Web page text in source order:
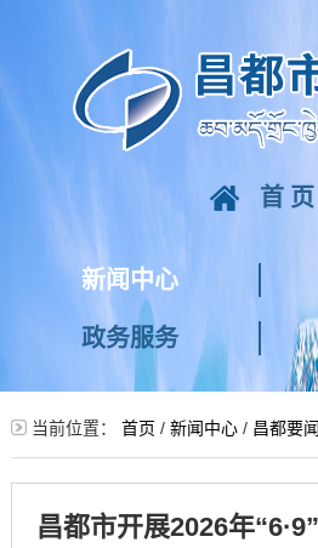
首页
新闻中心
政务服务
当前位置： 首页 / 新闻中心/ 昌都要闻
昌都市开展2026年